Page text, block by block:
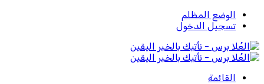
الوضع المظلم
تسجيل الدخول
القائمة